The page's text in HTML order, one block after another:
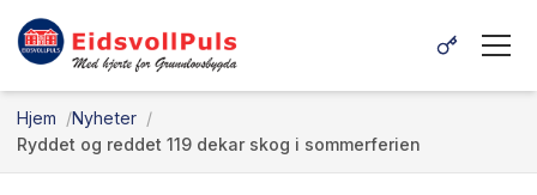
Hjem
Nyheter
Ryddet og reddet 119 dekar skog i sommerferien